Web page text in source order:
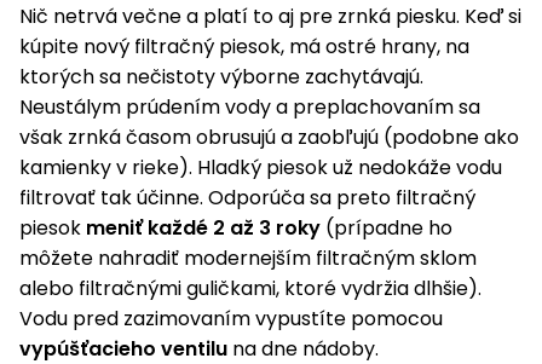
Nič netrvá večne a platí to aj pre zrnká piesku. Keď si
kúpite nový filtračný piesok, má ostré hrany, na
ktorých sa nečistoty výborne zachytávajú.
Neustálym prúdením vody a preplachovaním sa
však zrnká časom obrusujú a zaobľujú (podobne ako
kamienky v rieke). Hladký piesok už nedokáže vodu
filtrovať tak účinne. Odporúča sa preto filtračný
piesok meniť každé 2 až 3 roky (prípadne ho
môžete nahradiť modernejším filtračným sklom
alebo filtračnými guličkami, ktoré vydržia dlhšie).
Vodu pred zazimovaním vypustíte pomocou
vypúšťacieho ventilu na dne nádoby.